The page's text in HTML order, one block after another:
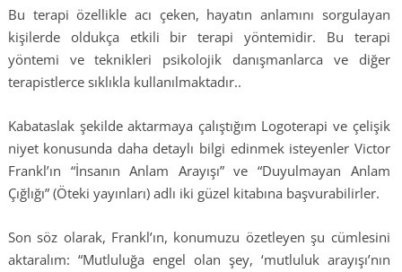
Bu terapi özellikle acı çeken, hayatın anlamını sorgulayan
kişilerde oldukça etkili bir terapi yöntemidir. Bu terapi
yöntemi ve teknikleri psikolojik danışmanlarca ve diğer
terapistlerce sıklıkla kullanılmaktadır..
Kabataslak şekilde aktarmaya çalıştığım Logoterapi ve çelişik
niyet konusunda daha detaylı bilgi edinmek isteyenler Victor
Frankl’ın “İnsanın Anlam Arayışı” ve “Duyulmayan Anlam
Çığlığı” (Öteki yayınları) adlı iki güzel kitabına başvurabilirler.
Son söz olarak, Frankl’ın, konumuzu özetleyen şu cümlesini
aktaralım: “Mutluluğa engel olan şey, ‘mutluluk arayışı’nın